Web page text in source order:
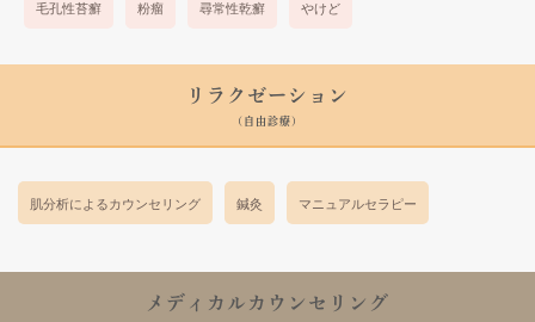
毛孔性苔癬 粉瘤 尋常性乾癬 やけど
リラクゼーション
(自由診療)
肌分析によるカウンセリング 鍼灸 マニュアルセラピー
メディカルカウンセリング